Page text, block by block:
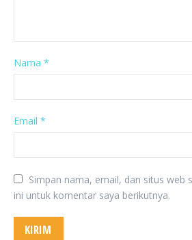
Nama *
Email *
Simpan nama, email, dan situs web
ini untuk komentar saya berikutnya.